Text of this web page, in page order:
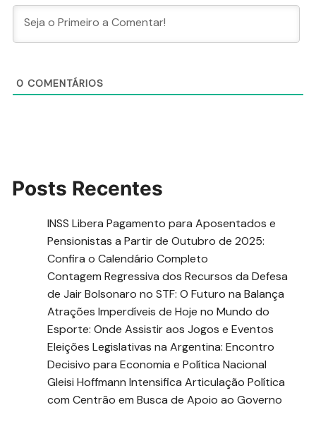
0 COMENTÁRIOS
Posts Recentes
INSS Libera Pagamento para Aposentados e
Pensionistas a Partir de Outubro de 2025:
Confira o Calendário Completo
Contagem Regressiva dos Recursos da Defesa
de Jair Bolsonaro no STF: O Futuro na Balança
Atrações Imperdíveis de Hoje no Mundo do
Esporte: Onde Assistir aos Jogos e Eventos
Eleições Legislativas na Argentina: Encontro
Decisivo para Economia e Política Nacional
Gleisi Hoffmann Intensifica Articulação Política
com Centrão em Busca de Apoio ao Governo